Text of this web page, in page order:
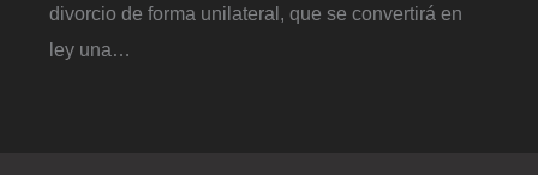
divorcio de forma unilateral, que se convertirá en
ley una…